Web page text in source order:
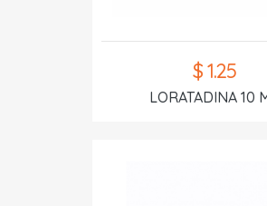
$ 1.25
LORATADINA 10